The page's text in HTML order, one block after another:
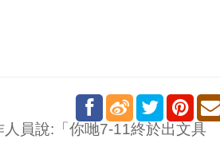
人員說: 「你哋7-11終於出文具